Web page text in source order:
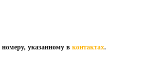
указанному в контактах.